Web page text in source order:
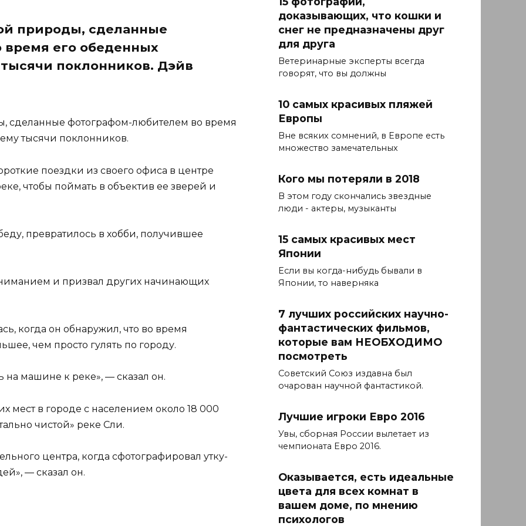
природы, сделанные
его обеденных
поклонников. Дэйв
фотографом-любителем во время
тысячи поклонников.
поездки из своего офиса в центре
чтобы поймать в объектив ее зверей и
превратилось в хобби, получившее
и призвал других начинающих
когда он обнаружил, что во время
чем просто гулять по городу.
на машине к реке», — сказал он.
мест в городе с населением около 18 000
чистой» реке Сли.
центра, когда сфотографировал утку-
— сказал он.
доказывающих, что кошки и
снег не предназначены друг
для друга
Ветеринарные эксперты всегда
говорят, что вы должны
10 самых красивых пляжей
Европы
Вне всяких сомнений, в Европе есть
множество замечательных
Кого мы потеряли в 2018
В этом году скончались звездные
люди - актеры, музыканты
15 самых красивых мест
Японии
Если вы когда-нибудь бывали в
Японии, то наверняка
7 лучших российских научно-
фантастических фильмов,
которые вам НЕОБХОДИМО
посмотреть
Советский Союз издавна был
очарован научной фантастикой.
Лучшие игроки Евро 2016
Увы, сборная России вылетает из
чемпионата Евро 2016.
Оказывается, есть идеальные
цвета для всех комнат в
вашем доме, по мнению
психологов